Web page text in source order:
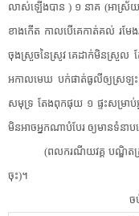
លាស់​ឡើង​បាន​ ​)​ ​១​ ​នាគ​ ​(​អាស្រ័យ​
ខាងកើត​ ​កាលបើ​គេ​កាត់​គល់​ ​រម
ចុង​ស្រួច​នៃ​ស្រូវ​ ​គេដាក់​មិន​ស្រួល​
អកាលមេឃ​ ​បក់​ផាត់​ធូលី​ឲ្យ​ស្រឡ
សមុទ្រ​ ​តែង​ពុក​ផុយ​ ​១​ ​ផ្ទះ​សម្រាប់​
មិន​អាច​អ្នកណា​បំបែរ​ ​ឲ្យ​មាន​ទំន
(​ពល​ករណីយ​វគ្គ​ ​បណ្ឌិត​ត្រូ
ចុះ​)​។​
ច